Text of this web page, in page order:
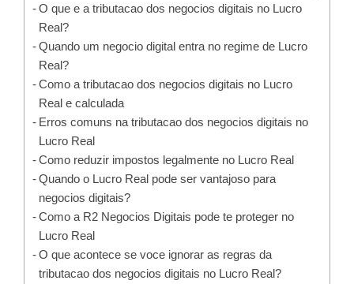
O que e a tributacao dos negocios digitais no Lucro
Real?
Quando um negocio digital entra no regime de Lucro
Real?
Como a tributacao dos negocios digitais no Lucro
Real e calculada
Erros comuns na tributacao dos negocios digitais no
Lucro Real
Como reduzir impostos legalmente no Lucro Real
Quando o Lucro Real pode ser vantajoso para
negocios digitais?
Como a R2 Negocios Digitais pode te proteger no
Lucro Real
O que acontece se voce ignorar as regras da
tributacao dos negocios digitais no Lucro Real?